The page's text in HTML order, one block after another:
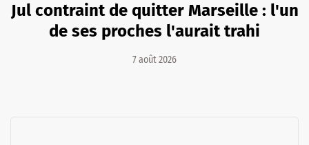
Jul contraint de quitter Marseille : l'un
de ses proches l'aurait trahi
7 août 2026